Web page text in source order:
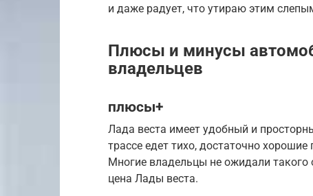
и даже радует, что утираю этим
Плюсы и минусы
владельцев
плюсы+
Лада веста имеет удобный и
трассе едет тихо, достаточно
Многие владельцы не ожидали
цена Лады веста.